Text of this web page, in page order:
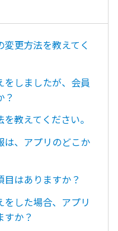
更方法を教えてく
しましたが、会員
？
教えてください。
は、アプリのどこか
はありますか？
した場合、アプリ
すか？